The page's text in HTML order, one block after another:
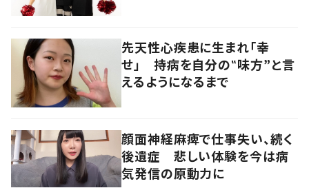
先天性心疾患に生まれ「幸
せ」 持病を自分の‟味方”と言
えるようになるまで
顔面神経麻痺で仕事失い、続く
後遺症 悲しい体験を今は病
気発信の原動力に